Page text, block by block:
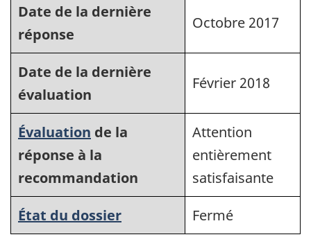
Date de la dernière
réponse
Octobre 2017
Date de la dernière
évaluation
Février 2018
Évaluation de la
réponse à la
recommandation
Attention
entièrement
satisfaisante
État du dossier
Fermé